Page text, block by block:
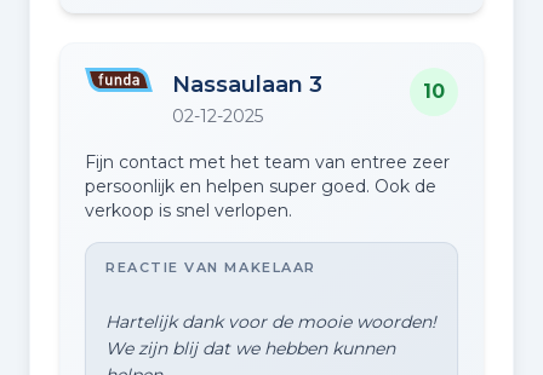
informatie waardoor wij een goede
kantoor heel prettig in het contact en zeer
accuraat in het op de hoogte houden van
Nassaulaan 3
02-12-2025
10
Fijn contact met het team van entree zeer
persoonlijk en helpen super goed. Ook de
verkoop is snel verlopen.
REACTIE VAN MAKELAAR
Hartelijk dank voor de mooie woorden!
We zijn blij dat we hebben kunnen